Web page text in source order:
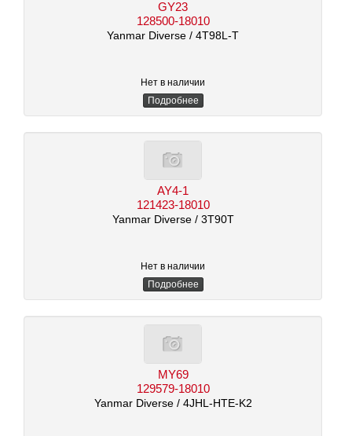
GY23
128500-18010
Yanmar Diverse/ 4T98L-T
Нет в наличии
Подробнее
AY4-1
121423-18010
Yanmar Diverse / 3T90T
Нет в наличии
Подробнее
MY69
129579-18010
Yanmar Diverse / 4JHL-HTE-K2